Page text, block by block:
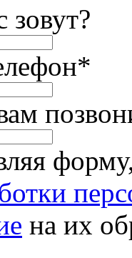
зовут?
*
на их